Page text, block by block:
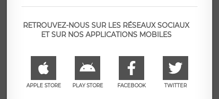
RETROUVEZ-NOUS SUR LES RÉSEAUX SOCIAUX
ET SUR NOS APPLICATIONS MOBILES
APPLE STORE PLAY STORE FACEBOOK TWITTER